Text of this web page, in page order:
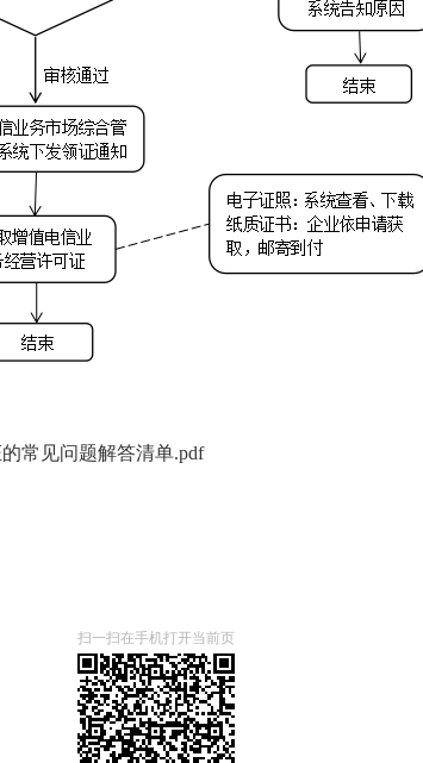
常见问题解答清单.pdf
扫一扫在手机打开当前页